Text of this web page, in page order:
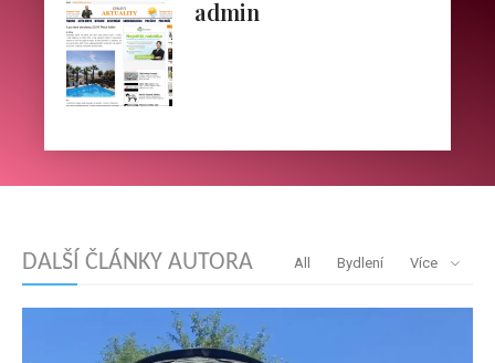
admin
DALŠÍ ČLÁNKY AUTORA All Bydlení Více